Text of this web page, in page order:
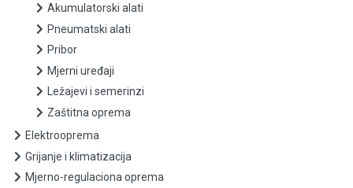
Usisivači
Akumulatorski alati
Pneumatski alati
Pribor
Akumulatorski alati
Pneumatski alati
Pribor
Mjerni uređaji
Ležajevi i semerinzi
Zaštitna oprema
Elektrooprema
Grijanje i klimatizacija
Mjerno-regulaciona oprema